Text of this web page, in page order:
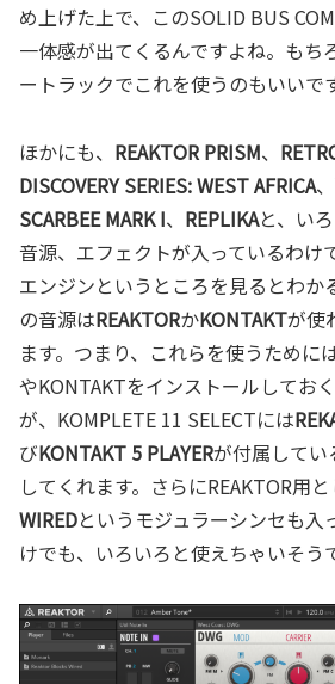
め上げた上で、このSOLID BUS
一体感が出てくるんですよね。もち
ートラックでこれを使うのもいいで
ほかにも、 REAKTOR PRISM、
DISCOVERY SERIES: WEST AFRICA、
SCARBEE MARK I、 REPLIKAと、い
音源、エフェクトが入っているわけ
エンジンというところを見るとわか
の音源はREAKTORかKONTAKTが使
ます。つまり、これらを使うために
やKONTAKTをインストールしてお
が、KOMPLETE 11 SELECTには
びKONTAKT 5 PLAYERが付属してい
してくれます。さらにREAKTOR用と
WIREDというモジュラーシンセも入
けでも、いろいろと使えちゃいそう